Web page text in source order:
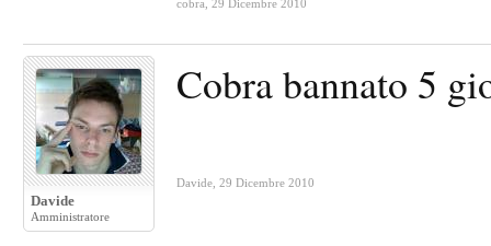
cobra 29 Dicembre 2010
Davide
Amministratore
Cobra bannato 5
Davide 29 Dicembre 2010